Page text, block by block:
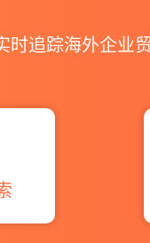
时追踪海外企业